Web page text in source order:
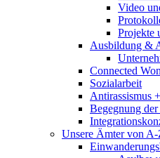
Video
Projekte
Ausbildung &
Connected
Sozialarbeit
Antirassismus
Begegnung
Unsere Ämter von A-